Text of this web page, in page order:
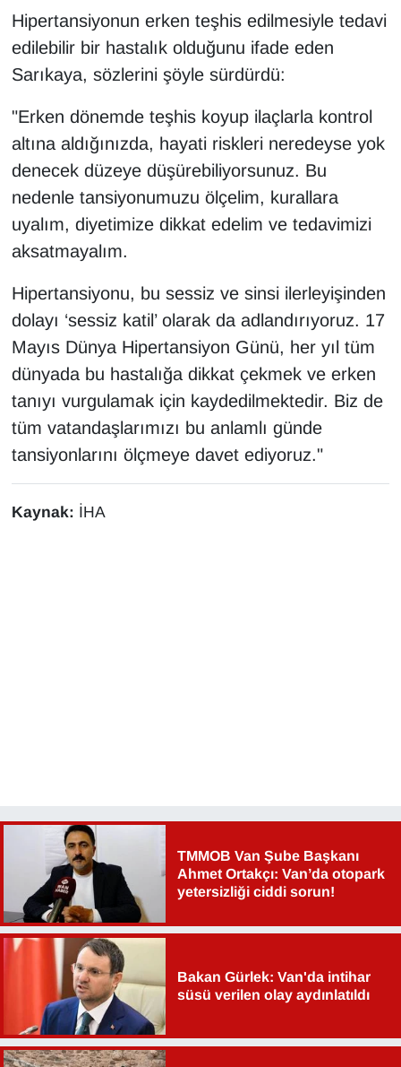
Hipertansiyonun erken teşhis edilmesiyle tedavi
edilebilir bir hastalık olduğunu ifade eden
Sarıkaya, sözlerini şöyle sürdürdü:
"Erken dönemde teşhis koyup ilaçlarla kontrol
altına aldığınızda, hayati riskleri neredeyse yok
denecek düzeye düşürebiliyorsunuz. Bu
nedenle tansiyonumuzu ölçelim, kurallara
uyalım, diyetimize dikkat edelim ve tedavimizi
aksatmayalım.
Hipertansiyonu, bu sessiz ve sinsi ilerleyişinden
dolayı ‘sessiz katil’ olarak da adlandırıyoruz. 17
Mayıs Dünya Hipertansiyon Günü, her yıl tüm
dünyada bu hastalığa dikkat çekmek ve erken
tanıyı vurgulamak için kaydedilmektedir. Biz de
tüm vatandaşlarımızı bu anlamlı günde
tansiyonlarını ölçmeye davet ediyoruz."
Kaynak: İHA
TMMOB Van Şube Başkanı
Ahmet Ortakçı: Van’da otopark
yetersizliği ciddi sorun!
Bakan Gürlek: Van'da intihar
süsü verilen olay aydınlatıldı